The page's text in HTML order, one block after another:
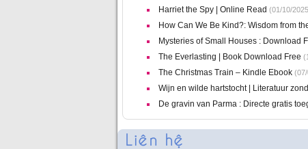
Harriet the Spy | Online Read (01/10/
How Can We Be Kind?: Wisdom from
Mysteries of Small Houses : Download
The Everlasting | Book Download Free
The Christmas Train – Kindle Ebook(07/
Wijn en wilde hartstocht | Literatuur
De gravin van Parma : Directe gratis